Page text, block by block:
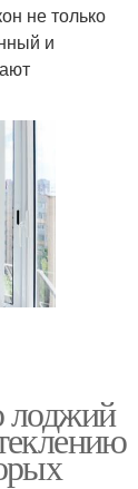
не только
и
лоджий